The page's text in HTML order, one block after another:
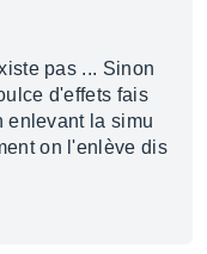
pas ... Sinon
d'effets fais
enlevant la simu
on l'enlève dis